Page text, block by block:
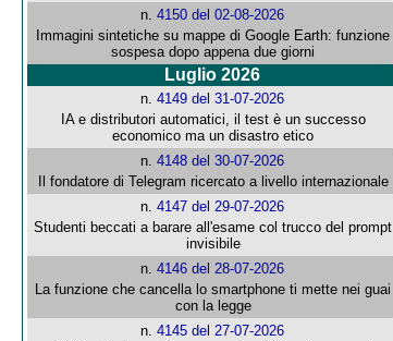
n.4150 del 02-08-2026
Immagini sintetiche su mappe di Google Earth: funzione
sospesa dopo appena due giorni
Luglio 2026
n.4149 del 31-07-2026
IA e distributori automatici, il test è un successo
economico ma un disastro etico
n.4148 del 30-07-2026
Il fondatore di Telegram ricercato a livello internazionale
n.4147 del 29-07-2026
Studenti beccati a barare all'esame col trucco del prompt
invisibile
n.4146 del 28-07-2026
La funzione che cancella lo smartphone ti mette nei guai
con la legge
n.4145 del 27-07-2026